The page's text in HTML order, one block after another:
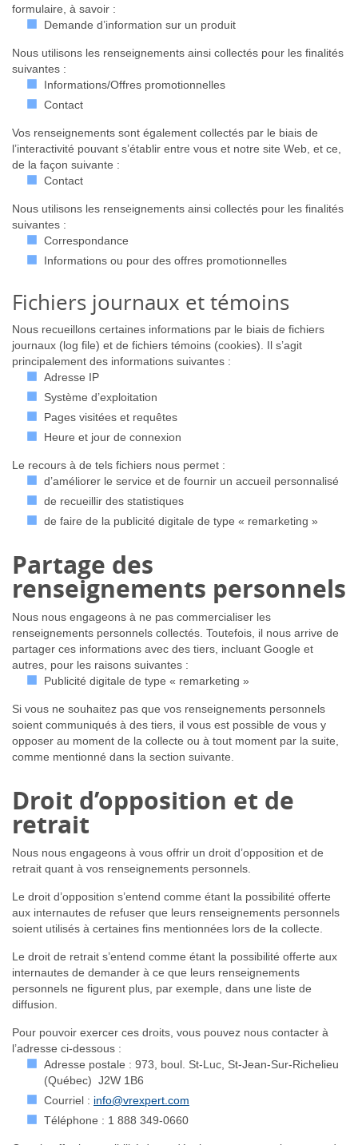
formulaire, à savoir :
Demande d’information sur un produit
Nous utilisons les renseignements ainsi collectés pour les finalités
suivantes :
Informations/Offres promotionnelles
Contact
Vos renseignements sont également collectés par le biais de
l’interactivité pouvant s’établir entre vous et notre site Web, et ce,
de la façon suivante :
Contact
Nous utilisons les renseignements ainsi collectés pour les finalités
suivantes :
Correspondance
Informations ou pour des offres promotionnelles
Fichiers journaux et témoins
Nous recueillons certaines informations par le biais de fichiers
journaux (log file) et de fichiers témoins (cookies). Il s’agit
principalement des informations suivantes :
Adresse IP
Système d’exploitation
Pages visitées et requêtes
Heure et jour de connexion
Le recours à de tels fichiers nous permet :
d’améliorer le service et de fournir un accueil personnalisé
de recueillir des statistiques
de faire de la publicité digitale de type « remarketing »
Partage des
renseignements personnels
Nous nous engageons à ne pas commercialiser les
renseignements personnels collectés. Toutefois, il nous arrive de
partager ces informations avec des tiers, incluant Google et
autres, pour les raisons suivantes :
Publicité digitale de type « remarketing »
Si vous ne souhaitez pas que vos renseignements personnels
soient communiqués à des tiers, il vous est possible de vous y
opposer au moment de la collecte ou à tout moment par la suite,
comme mentionné dans la section suivante.
Droit d’opposition et de
retrait
Nous nous engageons à vous offrir un droit d’opposition et de
retrait quant à vos renseignements personnels.
Le droit d’opposition s’entend comme étant la possibilité offerte
aux internautes de refuser que leurs renseignements personnels
soient utilisés à certaines fins mentionnées lors de la collecte.
Le droit de retrait s’entend comme étant la possibilité offerte aux
internautes de demander à ce que leurs renseignements
personnels ne figurent plus, par exemple, dans une liste de
diffusion.
Pour pouvoir exercer ces droits, vous pouvez nous contacter à
l’adresse ci-dessous :
Adresse postale : 973, boul. St-Luc, St-Jean-Sur-Richelieu
(Québec) J2W 1B6
Courriel : info@vrexpert.com
Téléphone : 1 888 349-0660